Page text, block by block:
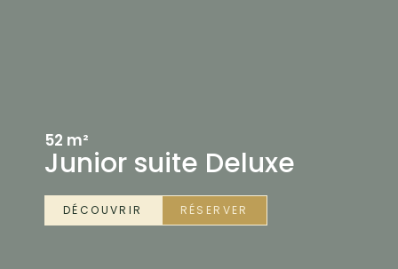
52 m²
Junior suite Deluxe
DÉCOUVRIR RÉSERVER